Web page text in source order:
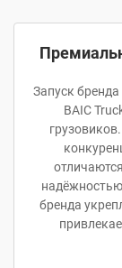
Запуск
BAIC
бренда